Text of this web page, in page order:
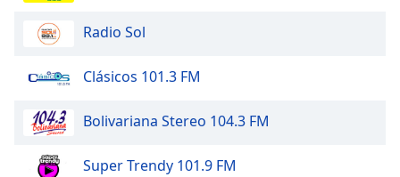
Radio Sol
Clásicos 101.3 FM
Bolivariana Stereo 104.3 FM
Super Trendy 101.9 FM